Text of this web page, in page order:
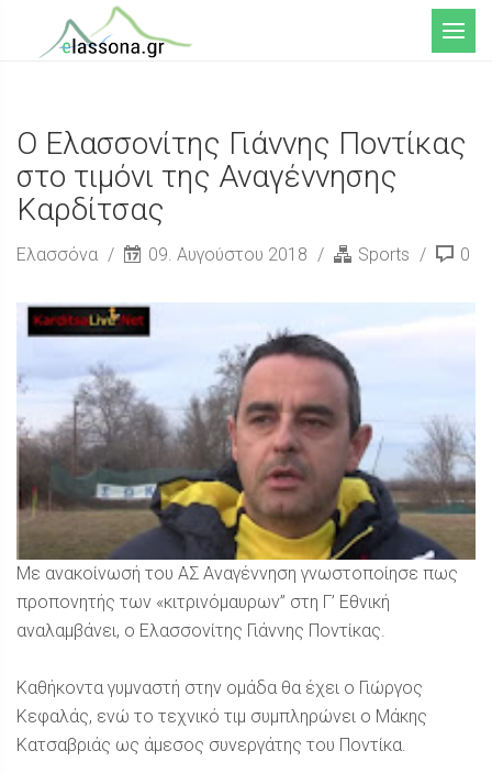
Μενού
Ο Ελασσονίτης Γιάννης Ποντίκας
στο τιμόνι της Αναγέννησης
Καρδίτσας
Ελασσόνα 09. Αυγούστου 2018 Sports 0
Με ανακοίνωσή του ΑΣ Αναγέννηση γνωστοποίησε πως
προπονητής των «κιτρινόμαυρων” στη Γ’ Εθνική
αναλαμβάνει, ο Ελασσονίτης Γιάννης Ποντίκας.
Καθήκοντα γυμναστή στην ομάδα θα έχει ο Γιώργος
Κεφαλάς, ενώ το τεχνικό τιμ συμπληρώνει ο Μάκης
Κατσαβριάς ως άμεσος συνεργάτης του Ποντίκα.